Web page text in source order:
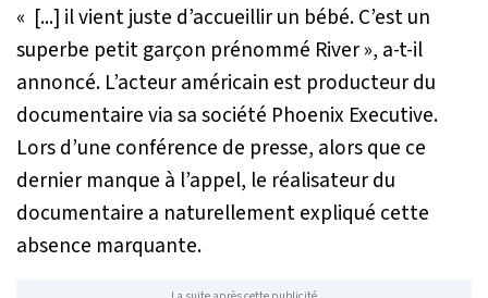
« [...] il vient juste d’accueillir un bébé. C’est un
superbe petit garçon prénommé River», a-t-il
annoncé. L’acteur américain est producteur du
documentaire via sa société Phoenix Executive.
Lors d’une conférence de presse, alors que ce
dernier manque à l’appel, le réalisateur du
documentaire a naturellement expliqué cette
absence marquante.